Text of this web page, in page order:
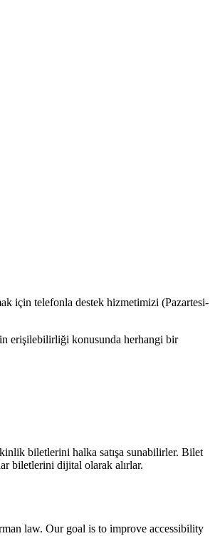
için telefonla destek hizmetimizi (Pazartesi-
erişilebilirliği konusunda herhangi bir
biletlerini halka satışa sunabilirler. Bilet
biletlerini dijital olarak alırlar.
law. Our goal is to improve accessibility